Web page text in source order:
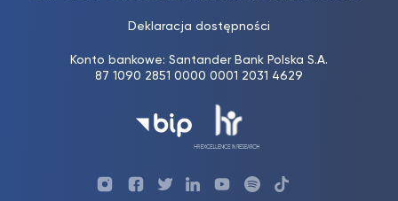
Deklaracja dostępności
Konto bankowe: Santander Bank Polska S.A.
87 1090 2851 0000 0001 2031 4629
Profil ProfilProfilProfil UKSWProfilTikTok